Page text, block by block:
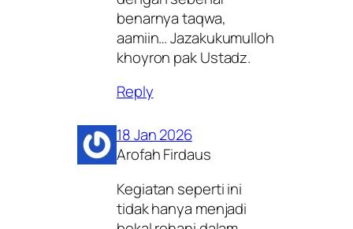
benarnya taqwa,
aamiin… Jazakukumulloh
khoyron pak Ustadz.
Reply
18 Jan 2026
Arofah Firdaus
Kegiatan seperti ini
tidak hanya menjadi